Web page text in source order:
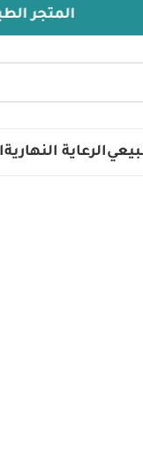
المتجر الطبي
الرعاية النهارية